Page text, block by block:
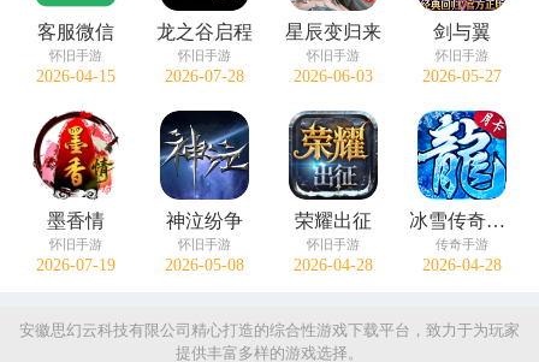
客服微信
怀旧手游
2026-04-15
龙之谷启程
怀旧手游
2026-07-28
星辰变归来
怀旧手游
2026-06-03
剑与翼
怀旧手游
2026-05-27
墨香情
怀旧手游
2026-07-19
神泣纷争
怀旧手游
2026-05-08
荣耀出征
怀旧手游
2026-04-28
冰雪传奇点卡版
传奇手游
2026-04-28
安徽思幻云科技有限公司精心打造的综合性游戏下载平台，致力于为玩家
提供丰富多样的游戏选择。